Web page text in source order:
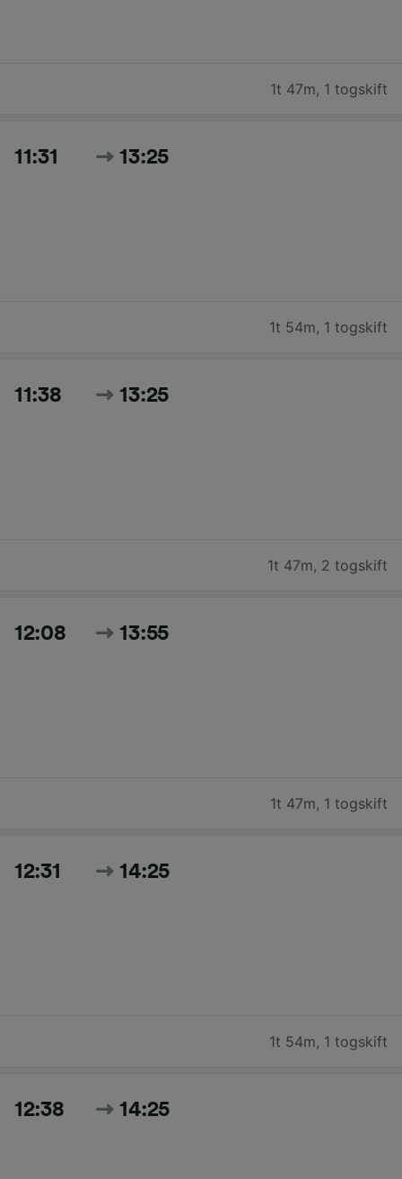
1t 47m, 1 togskift
11:31 13:25
1t 54m, 1 togskift
11:38 13:25
1t 47m, 2 togskift
12:08 13:55
1t 47m, 1 togskift
12:31 14:25
1t 54m, 1 togskift
12:38 14:25